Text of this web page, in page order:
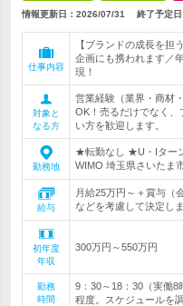
情報更新日：2026/07/31 終了予定日
仕事内容
【ブランドの成長を担
企画にも携われます／
現！
対象と
なる方
営業経験（業界・商材
OK！売るだけでなく、
い方を歓迎します。
勤務地
★転勤なし ★U・Iター
WIMO 埼玉県さいたま
給与
月給25万円～＋賞与（
などを考慮して決定し
初年度
年収
300万円～550万円
勤務
時間
9：30～18：30（実働
程度。スケジュールを